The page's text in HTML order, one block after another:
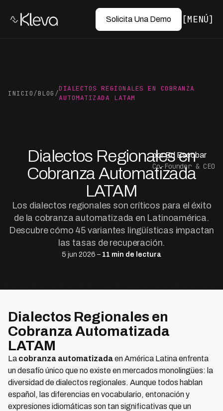
Solicita Una Demo MENÚ
INICIO/BLOG /
DIALECTOS REGIONALES EN COBRANZA
AUTOMATIZADA LATAM
Dialectos Regionales en
Cobranza Automatizada
LATAM
Los dialectos regionales son críticos para el éxito
de la cobranza automatizada en Latinoamérica.
Descubre cómo 45 variantes lingüísticas impactan
las tasas de recuperación.
5 jun 2026 – 11 min de lectura
por Ed Escobar
Co-Founder & CEO
Dialectos Regionales en
Cobranza Automatizada
LATAM
La cobranza automatizadaen América Latina enfrenta
un desafío único que no existe en mercados monolingües: la
diversidad de dialectos regionales. Aunque todos hablan
español, las diferencias en vocabulario, entonación y
expresiones idiomáticas son tan significativas que un